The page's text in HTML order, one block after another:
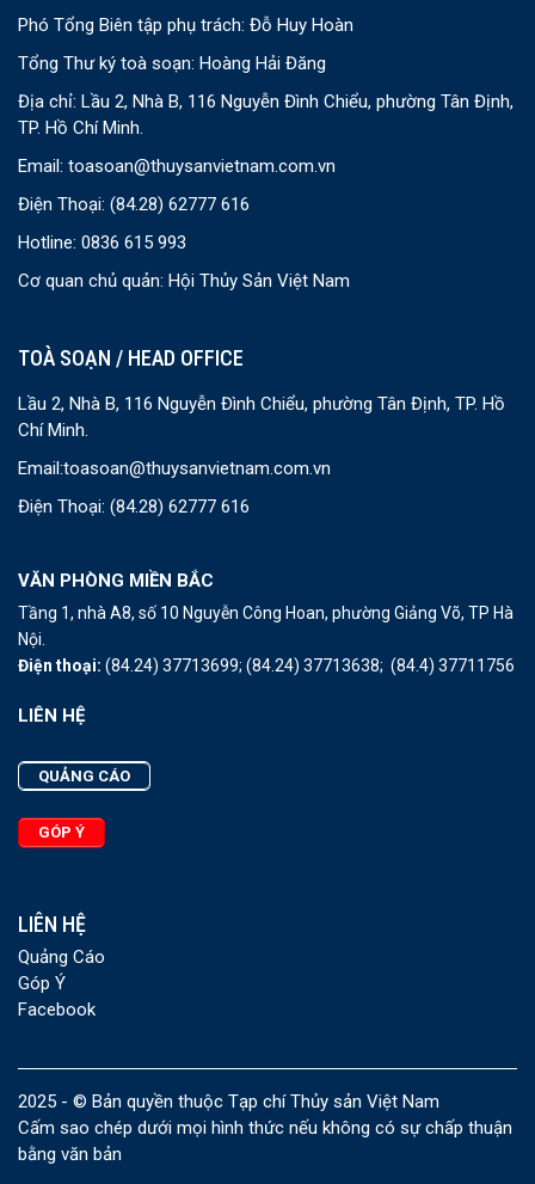
Phó Tổng Biên tập phụ trách: Đỗ Huy Hoàn
Tổng Thư ký toà soạn: Hoàng Hải Đăng
Địa chỉ: Lầu 2, Nhà B, 116 Nguyễn Đình Chiểu, phường Tân Định,
TP. Hồ Chí Minh.
Email: toasoan@thuysanvietnam.com.vn
Điện Thoại: (84.28) 62777 616
Hotline: 0836 615 993
Cơ quan chủ quản: Hội Thủy Sản Việt Nam
TOÀ SOẠN / HEAD OFFICE
Lầu 2, Nhà B, 116 Nguyễn Đình Chiểu, phường Tân Định, TP. Hồ
Chí Minh.
Email:toasoan@thuysanvietnam.com.vn
Điện Thoại: (84.28) 62777 616
VĂN PHÒNG MIỀN BẮC
Tầng 1, nhà A8, số 10 Nguyễn Công Hoan, phường Giảng Võ, TP Hà
Nội.
Điện thoại: (84.24) 37713699; (84.24) 37713638; (84.4) 37711756
LIÊN HỆ
QUẢNG CÁO
GÓP Ý
LIÊN HỆ
Quảng Cáo
Góp Ý
Facebook
2025 - © Bản quyền thuộc Tạp chí Thủy sản Việt Nam
Cấm sao chép dưới mọi hình thức nếu không có sự chấp thuận
bằng văn bản